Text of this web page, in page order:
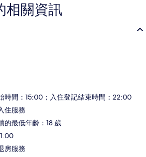
相關資訊
時間：15:00；入住登記結束時間：22:00
住服務
的最低年齡：18 歲
房服務